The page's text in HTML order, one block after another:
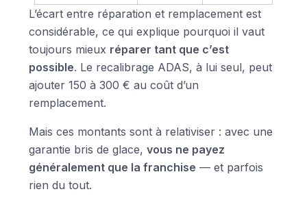
L’écart entre réparation et remplacement est
considérable, ce qui explique pourquoi il vaut
toujours mieux réparer tant que c’est
possible. Le recalibrage ADAS, à lui seul, peut
ajouter 150 à 300 € au coût d’un
remplacement.
Mais ces montants sont à relativiser : avec une
garantie bris de glace, vous ne payez
généralement que la franchise — et parfois
rien du tout.